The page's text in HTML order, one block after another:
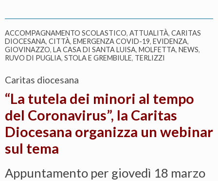
ACCOMPAGNAMENTO SCOLASTICO, ATTUALITÀ, CARITAS
DIOCESANA, CITTÀ, EMERGENZA COVID-19, EVIDENZA,
GIOVINAZZO, LA CASA DI SANTA LUISA, MOLFETTA, NEWS,
RUVO DI PUGLIA, STOLA E GREMBIULE, TERLIZZI
Caritas diocesana
“La tutela dei minori al tempo
del Coronavirus”, la Caritas
Diocesana organizza un webinar
sul tema
Appuntamento per giovedì 18 marzo